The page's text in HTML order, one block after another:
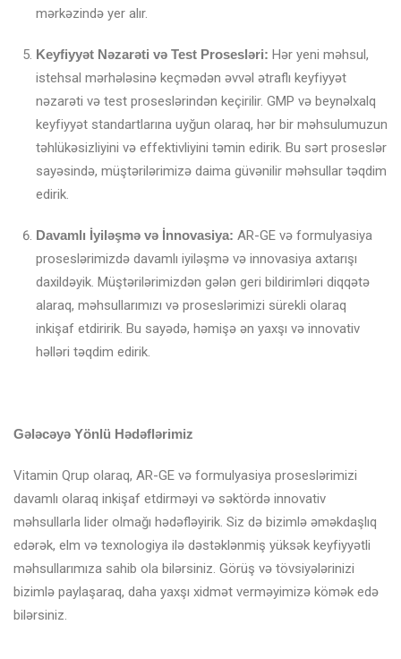
mərkəzində yer alır.
Keyfiyyət Nəzarəti və Test Prosesləri: Hər yeni məhsul,
istehsal mərhələsinə keçmədən əvvəl ətraflı keyfiyyət
nəzarəti və test proseslərindən keçirilir. GMP və beynəlxalq
keyfiyyət standartlarına uyğun olaraq, hər bir məhsulumuzun
təhlükəsizliyini və effektivliyini təmin edirik. Bu sərt proseslər
sayəsində, müştərilərimizə daima güvənilir məhsullar təqdim
edirik.
Davamlı İyiləşmə və İnnovasiya: AR-GE və formulyasiya
proseslərimizdə davamlı iyiləşmə və innovasiya axtarışı
daxildəyik. Müştərilərimizdən gələn geri bildirimləri diqqətə
alaraq, məhsullarımızı və proseslərimizi sürekli olaraq
inkişaf etdiririk. Bu sayədə, həmişə ən yaxşı və innovativ
həlləri təqdim edirik.
Gələcəyə Yönlü Hədəflərimiz
Vitamin Qrup olaraq, AR-GE və formulyasiya proseslərimizi
davamlı olaraq inkişaf etdirməyi və səktördə innovativ
məhsullarla lider olmağı hədəfləyirik. Siz də bizimlə əməkdaşlıq
edərək, elm və texnologiya ilə dəstəklənmiş yüksək keyfiyyətli
məhsullarımıza sahib ola bilərsiniz. Görüş və tövsiyələrinizi
bizimlə paylaşaraq, daha yaxşı xidmət verməyimizə kömək edə
bilərsiniz.